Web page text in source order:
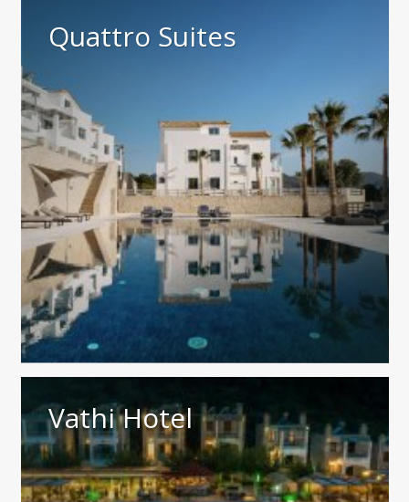
Quattro Suites
Vathi Hotel